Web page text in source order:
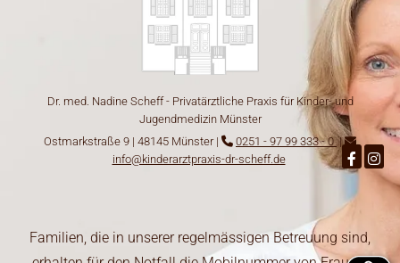
Dr. med. Nadine Scheff - Privatärztliche Praxis für Kinder- und
Jugendmedizin Münster
Ostmarkstraße 9 | 48145 Münster |  0251 - 97 99 333 - 0|
info@kinderarztpraxis-dr-scheff.de
Familien, die in unserer regelmässigen Betreuung sind,